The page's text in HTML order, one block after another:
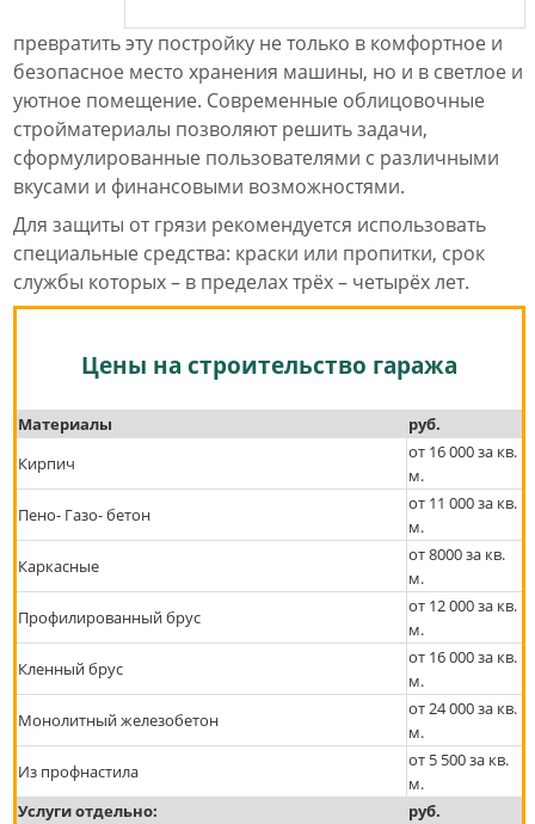
превратить эту постройку не только в комфортное и
безопасное место хранения машины, но и в светлое и
уютное помещение. Современные облицовочные
стройматериалы позволяют решить задачи,
сформулированные пользователями с различными
вкусами и финансовыми возможностями.
Для защиты от грязи рекомендуется использовать
специальные средства: краски или пропитки, срок
службы которых – в пределах трёх – четырёх лет.
Цены на строительство гаража
Материалы
руб.
Кирпич
от 16 000 за кв.
м.
Пено- Газо- бетон
от 11 000 за кв.
м.
Каркасные
от 8000 за кв.
м.
Профилированный брус
от 12 000 за кв.
м.
Кленный брус
от 16 000 за кв.
м.
Монолитный железобетон
от 24 000 за кв.
м.
Из профнастила
от 5 500 за кв.
м.
Услуги отдельно:
руб.